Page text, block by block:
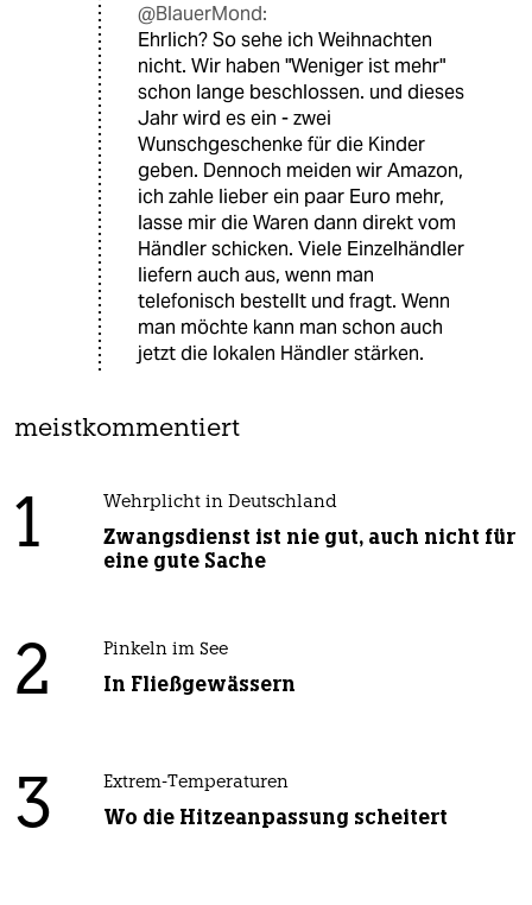
@BlauerMond:
Ehrlich? So sehe ich Weihnachten
nicht. Wir haben "Weniger ist mehr"
schon lange beschlossen. und dieses
Jahr wird es ein - zwei
Wunschgeschenke für die Kinder
geben. Dennoch meiden wir Amazon,
ich zahle lieber ein paar Euro mehr,
lasse mir die Waren dann direkt vom
Händler schicken. Viele Einzelhändler
liefern auch aus, wenn man
telefonisch bestellt und fragt. Wenn
man möchte kann man schon auch
jetzt die lokalen Händler stärken.
meistkommentiert
1 Wehrplicht in Deutschland
Zwangsdienst ist nie gut, auch nicht für
eine gute Sache
2 Pinkeln im See
In Fließgewässern
3 Extrem-Temperaturen
Wo die Hitzeanpassung scheitert